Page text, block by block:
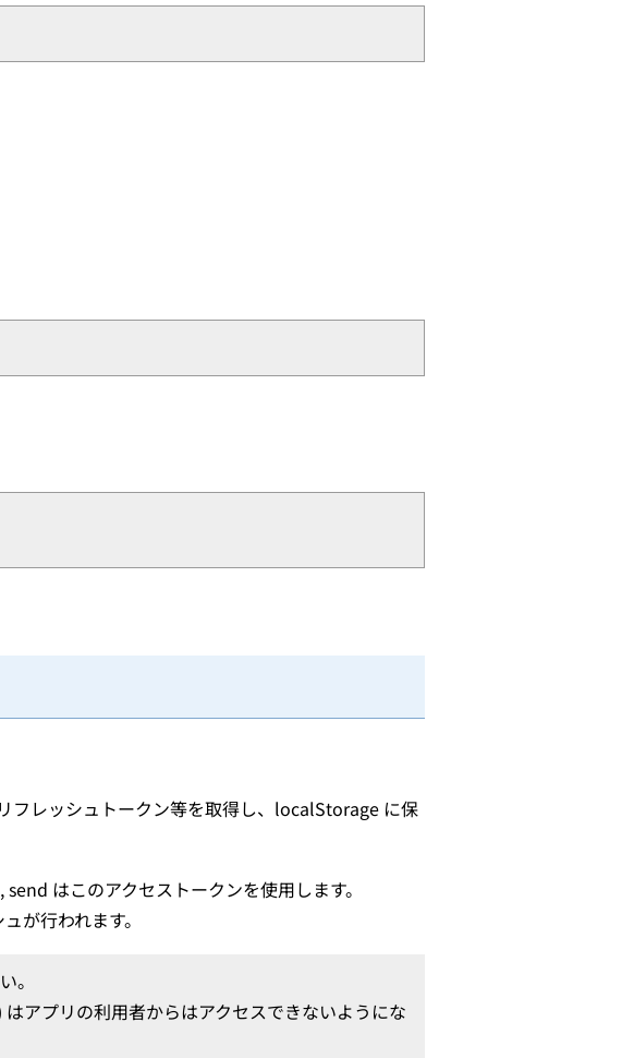
フレッシュトークン等を取得し、localStorage に保
はこのアクセストークンを使用します。
が行われます。
。
アプリの利用者からはアクセスできないようにな